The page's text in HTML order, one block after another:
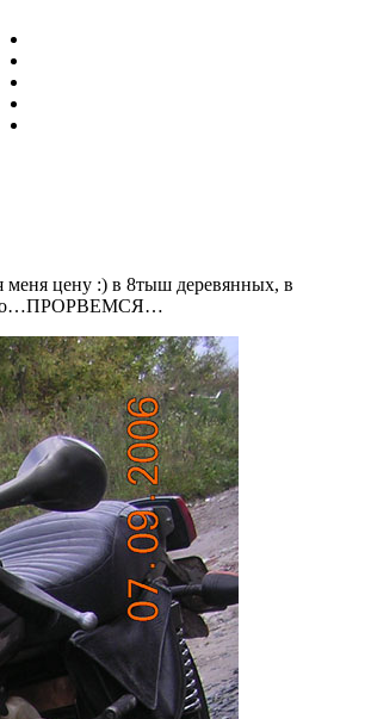
меня цену :) в 8тыш деревянных, в
но…ПРОРВЕМСЯ…